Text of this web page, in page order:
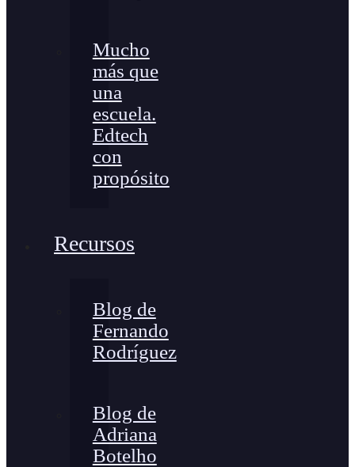
Mucho
más que
una
escuela.
Edtech
con
propósito
Recursos
Blog de
Fernando
Rodríguez
Blog de
Adriana
Botelho